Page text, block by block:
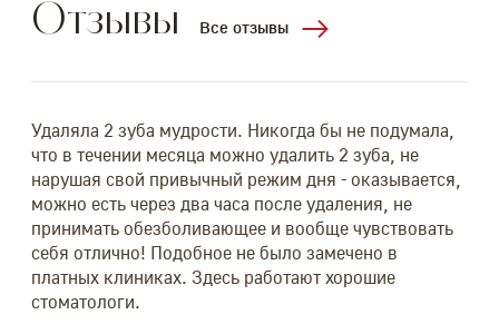
Отзывы Все отзывы
Удаляла 2 зуба мудрости. Никогда бы не подумала,
что в течении месяца можно удалить 2 зуба, не
нарушая свой привычный режим дня - оказывается,
можно есть через два часа после удаления, не
принимать обезболивающее и вообще чувствовать
себя отлично! Подобное не было замечено в
платных клиниках. Здесь работают хорошие
стоматологи.